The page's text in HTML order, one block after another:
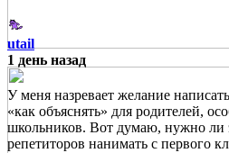
utail
1 день назад
У меня назревает желание
«как объяснять» для родителей,
школьников. Вот думаю, нужно ли
репетиторов нанимать с первого